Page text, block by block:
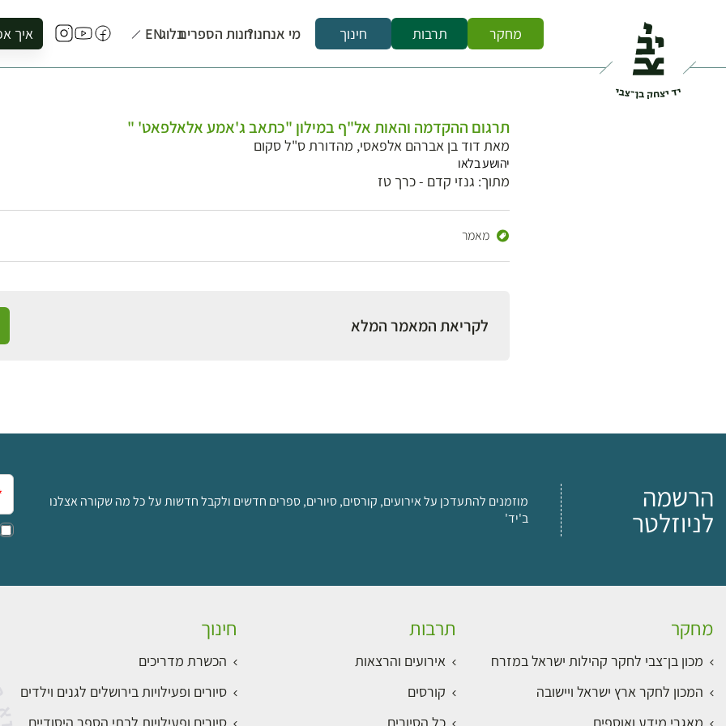
מחקר תרבות חינוך מי אנחנו?חנות הספריםבלוגEN איך
להזמין
תרגום ההקדמה והאות אל"ף במילון "כתאב ג'אמע אלאלפאט' "
מאת דוד בן אברהם אלפאסי, מהדורת ס"ל סקום
יהושע בלאו
מתוך: גנזי קדם - כרך טז
מאמר
לקריאת המאמר המלא
הרשמה
לניוזלטר
מוזמנים להתעדכן על אירועים, קורסים, סיורים, ספרים חדשים ולקבל חדשות על כל מה שקורה אצלנו
ב'יד'
מחקר
מכון בן־צבי לחקר קהילות ישראל במזרח
המכון לחקר ארץ ישראל ויישובה
תרבות
אירועים והרצאות
קורסים
חינוך
הכשרת מדריכים
סיורים ופעילויות בירושלים לגנים וילדים